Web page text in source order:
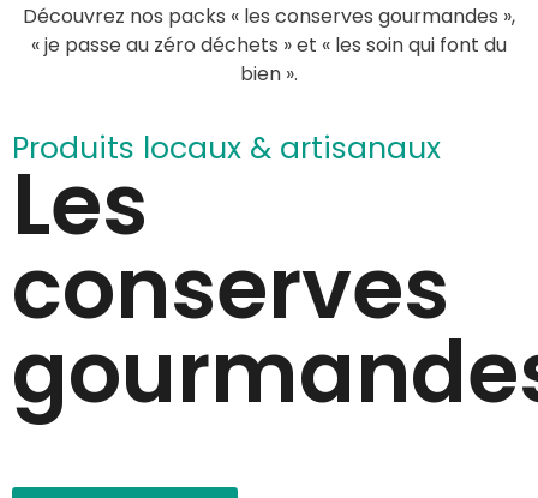
Découvrez nos packs « les conserves gourmandes »,
« je passe au zéro déchets » et « les soin qui font du
bien ».
Produits locaux & artisanaux
Les
conserves